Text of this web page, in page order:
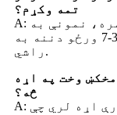
تمه وکړم؟
A: ستاسو د تایید شوي فایلونو سره، نمونې به
ستاسو پتې ته واستول شي او د 3-7 ورځو دننه به
راشي.
وخت په اړه
څه؟
A: دا د امر مقدار او تحویلي ځای پورې اړه لري چې